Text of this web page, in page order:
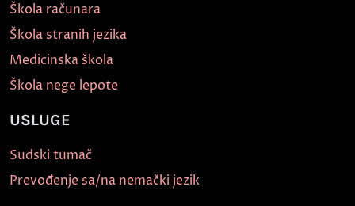
Škola računara
Škola stranih jezika
Medicinska škola
Škola nege lepote
USLUGE
Sudski tumač
Prevođenje sa/na nemački jezik